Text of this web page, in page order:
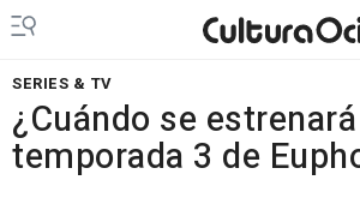
SERIES & TV
¿Cuándo se
temporada 3 de